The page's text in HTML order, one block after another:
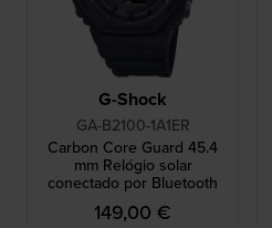
G-Shock
GA-B2100-1A1ER
Carbon Core Guard 45.4
mm Relógio solar
conectado por Bluetooth
149,00 €